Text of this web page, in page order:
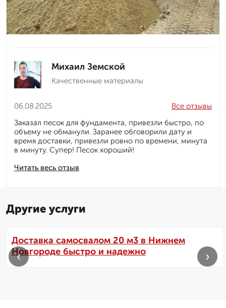
Михаил Земской
Качественные материалы
06.08.2025
Читать весь отзыв
Все отзывы
Заказал песок для фундамента, привезли быстро, по
объему не обманули. Заранее обговорили дату и
время доставки, привезли ровно по времени, минута
в минуту. Супер! Песок хороший!
Другие услуги
Доставка самосвалом 20 м3 в Нижнем
Новгороде быстро и надежно
‹ ›